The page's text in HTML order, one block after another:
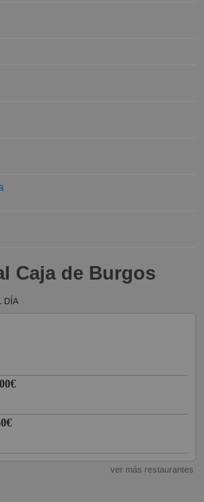
Caja de Burgos
DÍA
ver más restaurantes